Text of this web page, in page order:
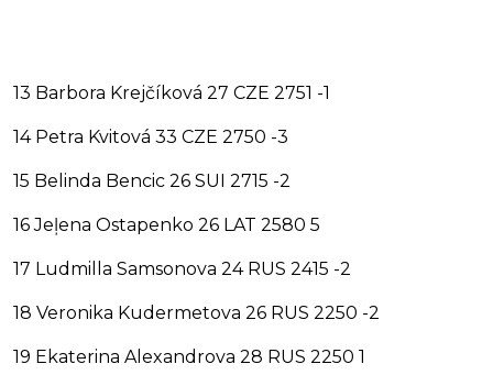
13 Barbora Krejčíková 27 CZE 2751 -1
14 Petra Kvitová 33 CZE 2750 -3
15 Belinda Bencic 26 SUI 2715 -2
16 Jeļena Ostapenko 26 LAT 2580 5
17 Ludmilla Samsonova 24 RUS 2415 -2
18 Veronika Kudermetova 26 RUS 2250 -2
19 Ekaterina Alexandrova 28 RUS 2250 1